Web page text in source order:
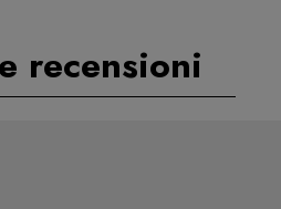
recensioni